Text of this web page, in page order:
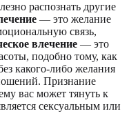
распознать другие
— это желание
связь,
влечение — это
подобно тому, как
какого-либо желания
Признание
вас может тянуть к
сексуальным или